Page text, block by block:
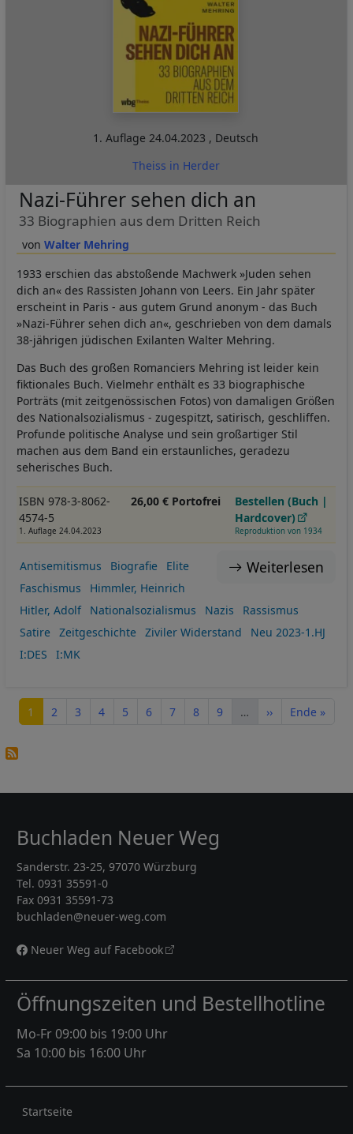
1. Auflage24.04.2023 , Deutsch
Theiss in Herder
Walter Mehring
Nazi-Führer sehen dich an
33 Biographien aus dem Dritten Reich
1933 erschien das abstoßende Machwerk »Juden sehen
dich an« des Rassisten Johann von Leers. Ein Jahr später
erscheint in Paris - aus gutem Grund anonym - das Buch
»Nazi-Führer sehen dich an«, geschrieben von dem damals
38-jährigen jüdischen Exilanten Walter Mehring.
Das Buch des großen Romanciers Mehring ist leider kein
fiktionales Buch. Vielmehr enthält es 33 biographische
Porträts (mit zeitgenössischen Fotos) von damaligen Größen
des Nationalsozialismus - zugespitzt, satirisch, geschliffen.
Profunde politische Analyse und sein großartiger Stil
machen aus dem Band ein erstaunliches, geradezu
seherisches Buch.
ISBN 978-3-8062-
4574-5
1. Auflage 24.04.2023
26,00 € Portofrei
Bestellen (Buch |
Hardcover)
Reproduktion von 1934
Weiterlesen
Antisemitismus Biografie
Elite
Faschismus
Himmler, Heinrich
Hitler, Adolf
Nationalsozialismus Nazis
Rassismus
Satire
Zeitgeschichte Ziviler Widerstand
Neu 2023-1.HJ
I:DES
I:MK
Seitennummerierung
Seite
1 Seite
2 Seite
3 Seite
4 Seite
5 Seite
6 Seite
7 Seite
8 Seite
9 … Nächste Seite
›› Letzte Seite
Ende »
Buchladen Neuer Weg
Sanderstr. 23-25, 97070 Würzburg
Tel. 0931 35591-0
Fax 0931 35591-73
buchladen@neuer-weg.com
Neuer Weg auf Facebook
Öffnungszeiten und Bestellhotline
Mo-Fr 09:00 bis 19:00 Uhr
Sa 10:00 bis 16:00 Uhr
Rechtliches
Startseite